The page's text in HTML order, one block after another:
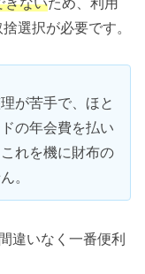
選択が必要です。
が苦手で、ほと
の年会費を払い
れを機に財布の
。
違いなく一番便利